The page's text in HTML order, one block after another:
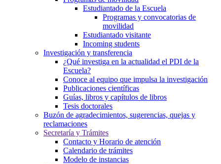
Estudiantado de la Escuela
Programas y convocatorias de
movilidad
Estudiantado visitante
Incoming students
Investigación y transferencia
¿Qué investiga en la actualidad el PDI de la
Escuela?
Conoce al equipo que impulsa la investigación
Publicaciones científicas
Guías, libros y capítulos de libros
Tesis doctorales
Buzón de agradecimientos, sugerencias, quejas y
reclamaciones
Secretaría y Trámites
Contacto y Horario de atención
Calendario de trámites
Modelo de instancias